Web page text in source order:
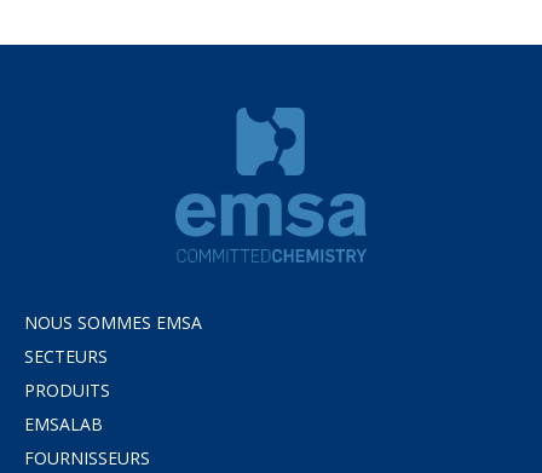
NOUS SOMMES EMSA
SECTEURS
PRODUITS
EMSALAB
FOURNISSEURS